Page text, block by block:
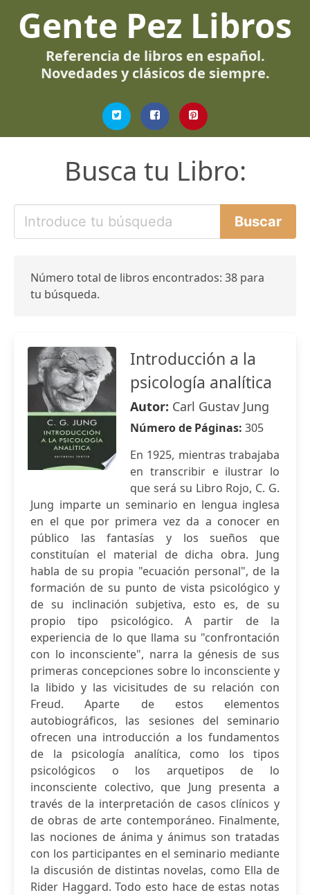
Gente Pez Libros
Referencia de libros en español.
Novedades y clásicos de siempre.
Busca tu Libro:
Número total de libros encontrados: 38 para
tu búsqueda.
Introducción a la
psicología analítica
Autor: Carl Gustav Jung
Número de Páginas: 305
En 1925, mientras trabajaba
en transcribir e ilustrar lo
que será su Libro Rojo, C. G.
Jung imparte un seminario en lengua inglesa
en el que por primera vez da a conocer en
público las fantasías y los sueños que
constituían el material de dicha obra. Jung
habla de su propia "ecuación personal", de la
formación de su punto de vista psicológico y
de su inclinación subjetiva, esto es, de su
propio tipo psicológico. A partir de la
experiencia de lo que llama su "confrontación
con lo inconsciente", narra la génesis de sus
primeras concepciones sobre lo inconsciente y
la libido y las vicisitudes de su relación con
Freud. Aparte de estos elementos
autobiográficos, las sesiones del seminario
ofrecen una introducción a los fundamentos
de la psicología analítica, como los tipos
psicológicos o los arquetipos de lo
inconsciente colectivo, que Jung presenta a
través de la interpretación de casos clínicos y
de obras de arte contemporáneo. Finalmente,
las nociones de ánima y ánimus son tratadas
con los participantes en el seminario mediante
la discusión de distintas novelas, como Ella de
Rider Haggard. Todo esto hace de estas notas